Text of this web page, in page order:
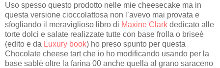
Uso spesso questo prodotto nelle mie cheesecake ma in
questa versione cioccolattosa non l’avevo mai provata e
sfogliando il meraviglioso libro di Maxine Clark dedicato alle
torte dolci e salate realizzate tutte con base frolla o briseè
(edito e da Luxury book) ho preso spunto per questa
Chocolate cheese tart che io ho modificando usando per la
base sablè oltre la farina 00 anche quella al grano saraceno